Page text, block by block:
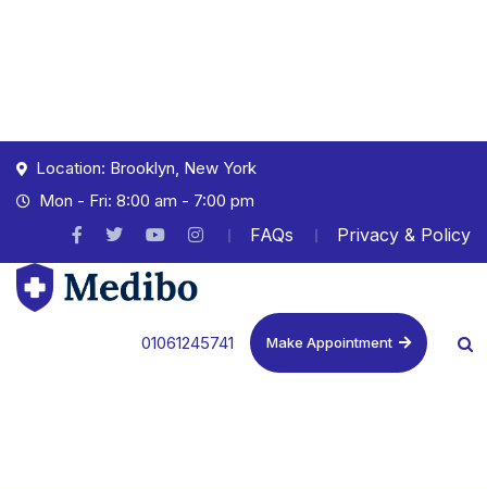
Location: Brooklyn, New York
Mon - Fri: 8:00 am - 7:00 pm
FAQs Privacy & Policy
01061245741 Make Appointment